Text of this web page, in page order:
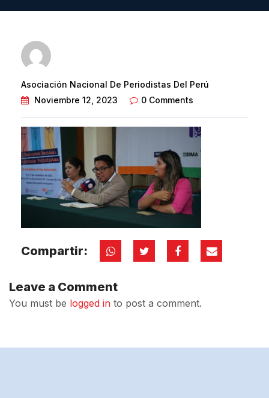
Asociación Nacional De Periodistas Del Perú
Noviembre 12, 2023
0 Comments
Compartir:
Leave a Comment
You must be logged in to post a comment.